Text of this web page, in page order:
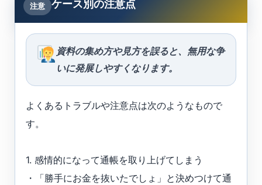
注意 ケース別の注意点
資料の集め方や見方を誤ると、無用な争
いに発展しやすくなります。
よくあるトラブルや注意点は次のようなもので
す。
1. 感情的になって通帳を取り上げてしまう
・「勝手にお金を抜いたでしょ」と決めつけて通